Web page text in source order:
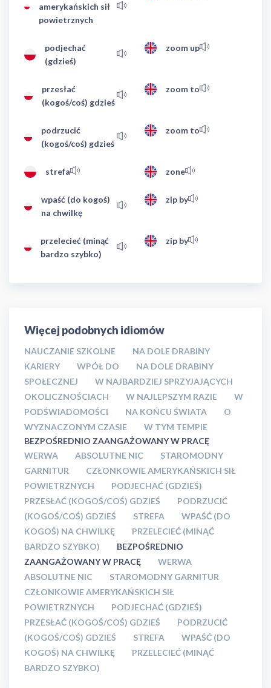
amerykańskich sił
powietrznych
podjechać
(gdzieś)
zoom up
przesłać
(kogoś/coś) gdzieś
zoom to
podrzucić
(kogoś/coś) gdzieś
zoom to
strefa zone
wpaść (do kogoś)
na chwilkę
zip by
przelecieć (minąć
bardzo szybko)
zip by
Więcej podobnych idiomów
NAUCZANIE SZKOLNE
NA DOLE DRABINY
KARIERY
WPÓŁ DO
NA DOLE DRABINY
SPOŁECZNEJ
W NAJBARDZIEJ SPRZYJAJĄCYCH
OKOLICZNOŚCIACH
W NAJLEPSZYM RAZIE
W
PODŚWIADOMOŚCI
NA KOŃCU ŚWIATA
O
WYZNACZONYM CZASIE
W TYM TEMPIE
BEZPOŚREDNIO ZAANGAŻOWANY W PRACĘ
WERWA
ABSOLUTNE NIC
STAROMODNY
GARNITUR
CZŁONKOWIE AMERYKAŃSKICH SIŁ
POWIETRZNYCH
PODJECHAĆ (GDZIEŚ)
PRZESŁAĆ (KOGOŚ/COŚ) GDZIEŚ
PODRZUCIĆ
(KOGOŚ/COŚ) GDZIEŚ
STREFA
WPAŚĆ (DO
KOGOŚ) NA CHWILKĘ
PRZELECIEĆ (MINĄĆ
BARDZO SZYBKO)
BEZPOŚREDNIO
ZAANGAŻOWANY W PRACĘ
WERWA
ABSOLUTNE NIC
STAROMODNY GARNITUR
CZŁONKOWIE AMERYKAŃSKICH SIŁ
POWIETRZNYCH
PODJECHAĆ (GDZIEŚ)
PRZESŁAĆ (KOGOŚ/COŚ) GDZIEŚ
PODRZUCIĆ
(KOGOŚ/COŚ) GDZIEŚ
STREFA
WPAŚĆ (DO
KOGOŚ) NA CHWILKĘ
PRZELECIEĆ (MINĄĆ
BARDZO SZYBKO)